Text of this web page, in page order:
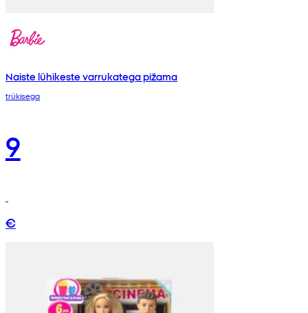
Naiste lühikeste varrukatega pižama
trükisega
9
€